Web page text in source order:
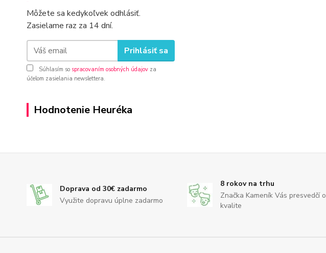
Môžete sa kedykoľvek odhlásiť.
Zasielame raz za 14 dní.
Prihlásiť sa
Súhlasím so spracovaním osobných údajov za
účelom zasielania newslettera.
Hodnotenie Heuréka
Doprava od 30€ zadarmo
Využite dopravu úplne zadarmo
8 rokov na trhu
Značka Kameník Vás presvedčí o
kvalite